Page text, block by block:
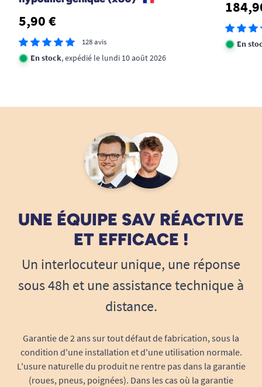
5,90 €
128 avis
En stock, expédié le lundi 10 août 2026
En
UNE ÉQUIPE SAV RÉACTIVE
ET EFFICACE !
Un interlocuteur unique, une réponse
sous 48h et une assistance technique à
distance.
Garantie de 2 ans sur tout défaut de fabrication, sous la
condition d'une installation et d'une utilisation normale.
L'usure naturelle du produit ne rentre pas dans la garantie
(roues, pneus, poignées). Dans les cas où la garantie